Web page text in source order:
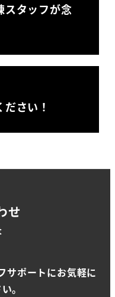
スタッフが念
さい！
せ
サポートにお気軽に
。